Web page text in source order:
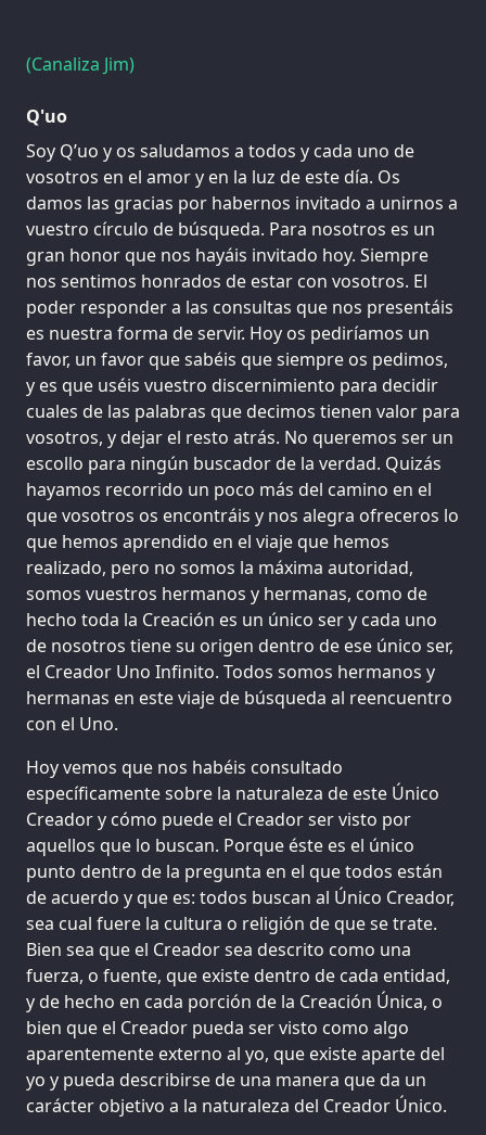
(Canaliza Jim)
Q'uo
Soy Q’uo y os saludamos a todos y cada uno de
vosotros en el amor y en la luz de este día. Os
damos las gracias por habernos invitado a unirnos a
vuestro círculo de búsqueda. Para nosotros es un
gran honor que nos hayáis invitado hoy. Siempre
nos sentimos honrados de estar con vosotros. El
poder responder a las consultas que nos presentáis
es nuestra forma de servir. Hoy os pediríamos un
favor, un favor que sabéis que siempre os pedimos,
y es que uséis vuestro discernimiento para decidir
cuales de las palabras que decimos tienen valor para
vosotros, y dejar el resto atrás. No queremos ser un
escollo para ningún buscador de la verdad. Quizás
hayamos recorrido un poco más del camino en el
que vosotros os encontráis y nos alegra ofreceros lo
que hemos aprendido en el viaje que hemos
realizado, pero no somos la máxima autoridad,
somos vuestros hermanos y hermanas, como de
hecho toda la Creación es un único ser y cada uno
de nosotros tiene su origen dentro de ese único ser,
el Creador Uno Infinito. Todos somos hermanos y
hermanas en este viaje de búsqueda al reencuentro
con el Uno.
Hoy vemos que nos habéis consultado
específicamente sobre la naturaleza de este Único
Creador y cómo puede el Creador ser visto por
aquellos que lo buscan. Porque éste es el único
punto dentro de la pregunta en el que todos están
de acuerdo y que es: todos buscan al Único Creador,
sea cual fuere la cultura o religión de que se trate.
Bien sea que el Creador sea descrito como una
fuerza, o fuente, que existe dentro de cada entidad,
y de hecho en cada porción de la Creación Única, o
bien que el Creador pueda ser visto como algo
aparentemente externo al yo, que existe aparte del
yo y pueda describirse de una manera que da un
carácter objetivo a la naturaleza del Creador Único.